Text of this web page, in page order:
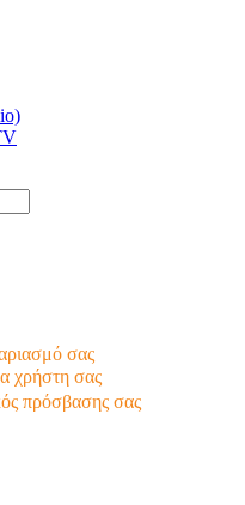
σας
χρήστη σας
πρόσβασης σας